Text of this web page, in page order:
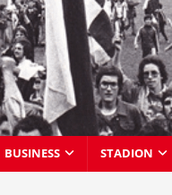
BUSINESS STADION